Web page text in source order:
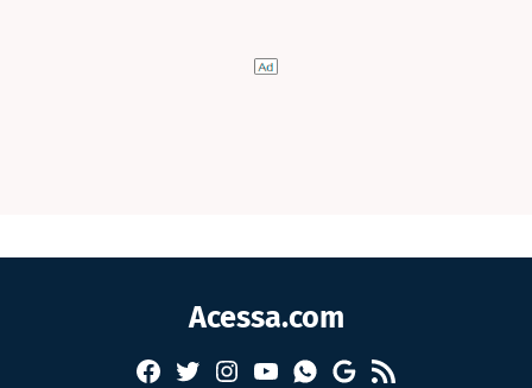
Acessa.com
Facebook
TwitterInstagram
YouTubeWhatsapp
Google
RSS